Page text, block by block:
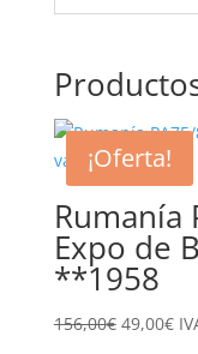
¡Oferta!
Rumanía
Expo de
**1958
156,00€ El
49,00€El